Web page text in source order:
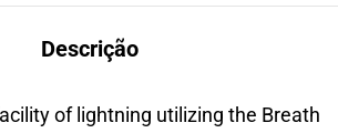
Descrição
of lightning utilizing the Breath